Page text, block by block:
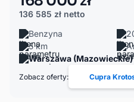
136 585 zł netto
Benzyna
5 km
Warszawa (Mazowieckie)
Zobacz oferty: Cupra